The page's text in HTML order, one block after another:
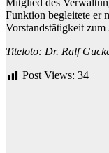
Mitglied des
Funktion begleitete er
Vorstandstätigkeit zum
Titeloto: Dr. Ralf
Post Views: 34